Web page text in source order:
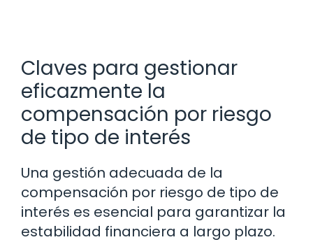
Claves para gestionar
eficazmente la
compensación por riesgo
de tipo de interés
Una gestión adecuada de la
compensación por riesgo de tipo de
interés es esencial para garantizar la
estabilidad financiera a largo plazo.